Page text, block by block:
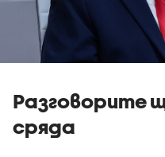
Разговорите
сряда